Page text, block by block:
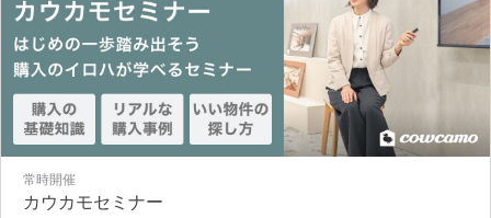
常時開催
カウカモセミナー